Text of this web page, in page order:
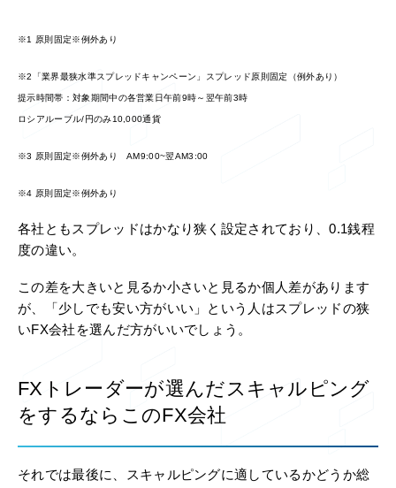
※1 原則固定※例外あり
※2「業界最狭水準スプレッドキャンペーン」スプレッド原則固定（例外あり）
提示時間帯：対象期間中の各営業日午前9時～翌午前3時
ロシアルーブル/円のみ10,000通貨
※3 原則固定※例外ありAM9:00~翌AM3:00
※4 原則固定※例外あり
各社ともスプレッドはかなり狭く設定されており、0.1銭程
度の違い。
この差を大きいと見るか小さいと見るか個人差があります
が、「少しでも安い方がいい」という人はスプレッドの狭
いFX会社を選んだ方がいいでしょう。
FXトレーダーが選んだスキャルピング
をするならこのFX会社
それでは最後に、スキャルピングに適しているかどうか総